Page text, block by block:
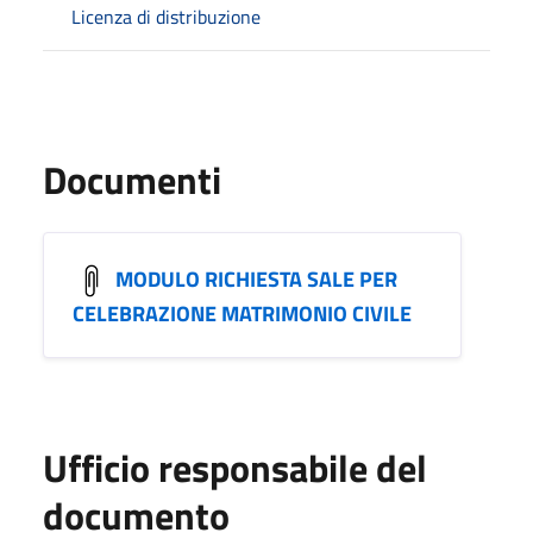
Licenza di distribuzione
Documenti
MODULO RICHIESTA SALE PER
CELEBRAZIONE MATRIMONIO CIVILE
Ufficio responsabile del
documento